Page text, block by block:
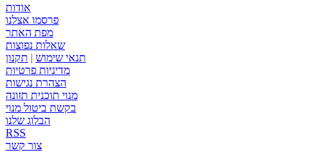
אודות
פרסמו אצלנו
מפת האתר
שאלות נפוצות
תנאי שימוש | תקנון
מדיניות פרטיות
הצהרת נגישות
מנוי תוכנית תזונה
בקשת ביטול מנוי
הבלוג שלנו
RSS
צור קשר